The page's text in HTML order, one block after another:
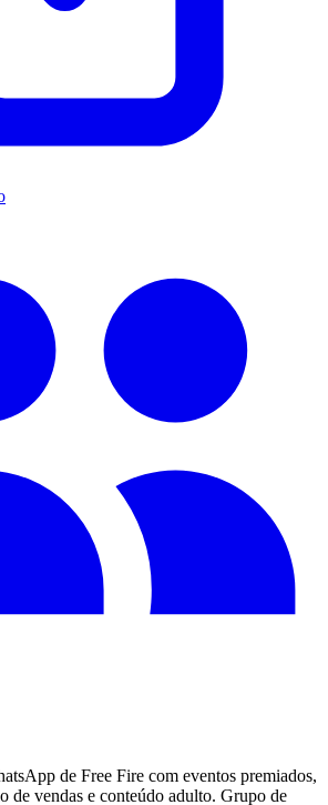
de Free Fire com eventos premiados,
de vendas e conteúdo adulto. Grupo de